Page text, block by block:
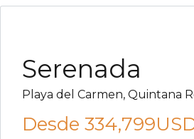
Serenada
Playa del Carmen, Quintana
Desde